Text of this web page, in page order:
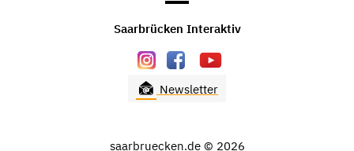
Saarbrücken Interaktiv
Newsletter
saarbruecken.de © 2026